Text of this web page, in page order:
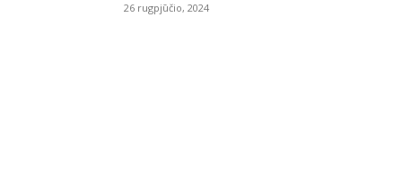
26 rugpjūčio, 2024